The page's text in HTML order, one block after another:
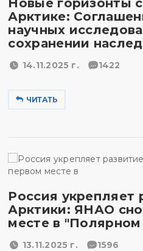
Новые горизонты
Арктике:
научных
сохранении
14.11.2025 г. 1422
ЧИТАТЬ
Россия укрепляет
Арктики: ЯНАО
месте в
13.11.2025 г. 1596